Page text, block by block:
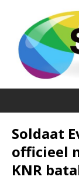
Soldaat
officieel
KNR